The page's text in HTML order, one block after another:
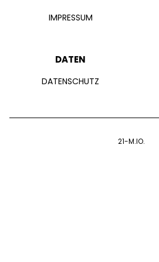
IMPRESSUM
DATEN
DATENSCHUTZ
21-M.IO